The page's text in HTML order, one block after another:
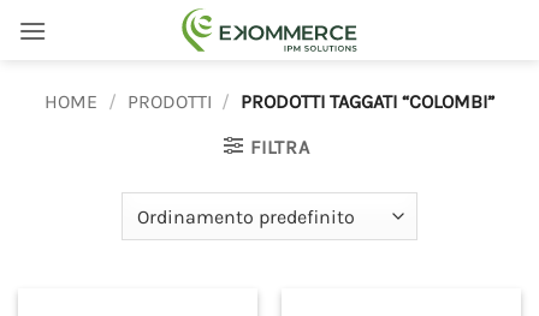
HOME / PRODOTTI / PRODOTTI TAGGATI “COLOMBI”
FILTRA